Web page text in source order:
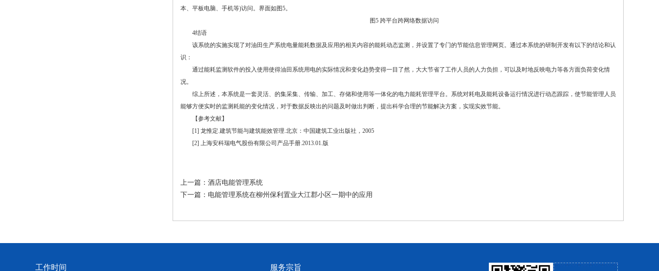
本、平板电脑、手机等)访问。界面如图5。
图5 跨平台跨网络数据访问
4结语
该系统的实施实现了对油田生产系统电量能耗数据及应用的相关内容的能耗动态监测，并设置了专门的节能信息管理网页。通过本系统的研制开发有以下的结论和认
识：
通过能耗监测软件的投入使用使得油田系统用电的实际情况和变化趋势变得一目了然，大大节省了工作人员的人力负担，可以及时地反映电力等各方面负荷变化情
况。
综上所述，本系统是一套灵活、的集采集、传输、加工、存储和使用等一体化的电力能耗管理平台。系统对耗电及能耗设备运行情况进行动态跟踪，使节能管理人员
能够方便实时的监测耗能的变化情况，对于数据反映出的问题及时做出判断，提出科学合理的节能解决方案，实现实效节能。
【参考文献】
[1] 龙惟定.建筑节能与建筑能效管理.北京：中国建筑工业出版社，2005
[2] 上海安科瑞电气股份有限公司产品手册.2013.01.版
上一篇： 酒店电能管理系统
下一篇： 电能管理系统在柳州保利置业大江郡小区一期中的应用
工作时间 服务宗旨